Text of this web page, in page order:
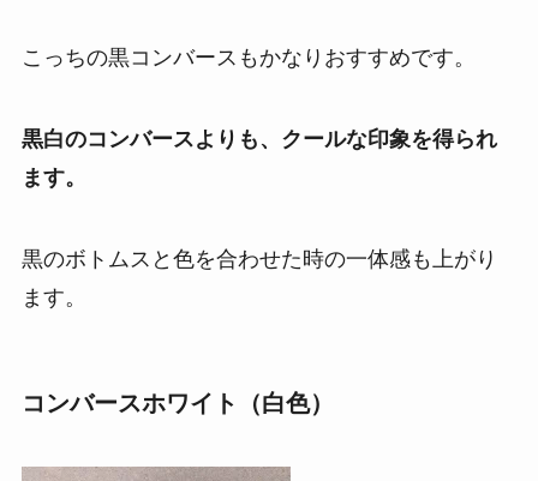
こっちの黒コンバースもかなりおすすめです。
黒白のコンバースよりも、クールな印象を得られ
ます。
黒のボトムスと色を合わせた時の一体感も上がり
ます。
コンバースホワイト（白色）